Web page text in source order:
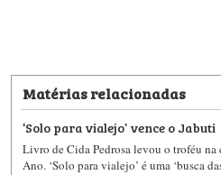
Matérias relacionadas
‘Solo para vialejo’ vence o Jabuti
Livro de Cida Pedrosa levou o troféu
Ano. ‘Solo para vialejo’ é uma ‘busca